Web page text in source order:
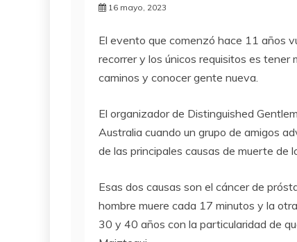
16 mayo, 2023
El evento que comenzó hace 11 años
recorrer y los únicos requisitos es
caminos y conocer gente nueva.
El organizador de Distinguished
Australia cuando un grupo de amigos
de las principales causas de muerte de
Esas dos causas son el cáncer de
hombre muere cada 17 minutos y la
30 y 40 años con la particularidad de